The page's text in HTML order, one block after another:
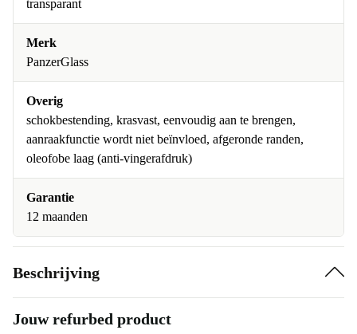
Samsung Galaxy S24
Samsung Galaxy S24 FE
Samsung Galaxy S24 Ultra
Samsung Galaxy S25 +€1
transparant
Merk
PanzerGlass
Overig
schokbestending, krasvast, eenvoudig aan te brengen,
aanraakfunctie wordt niet beïnvloed, afgeronde randen,
oleofobe laag (anti-vingerafdruk)
Garantie
12 maanden
Beschrijving
Jouw refurbed product